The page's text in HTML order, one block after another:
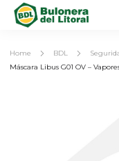
Home BDL
Máscara Libus G01 OV –